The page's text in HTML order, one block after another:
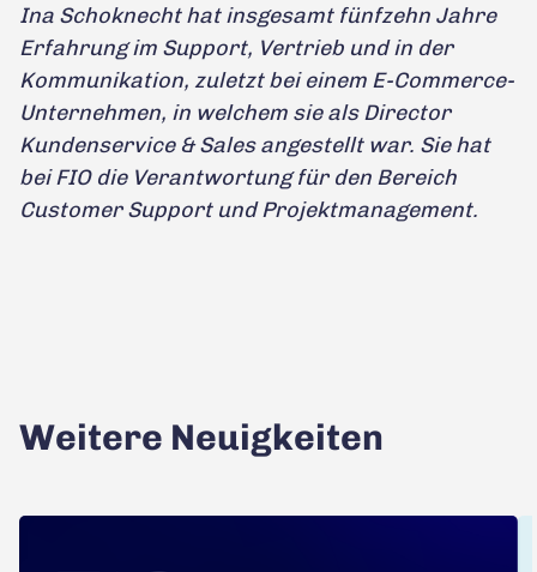
Ina Schoknecht hat insgesamt fünfzehn Jahre
Erfahrung im Support, Vertrieb und in der
Kommunikation, zuletzt bei einem E-Commerce-
Unternehmen, in welchem sie als Director
Kundenservice & Sales angestellt war. Sie hat
bei FIO die Verantwortung für den Bereich
Customer Support und Projektmanagement.
Weitere Neuigkeiten